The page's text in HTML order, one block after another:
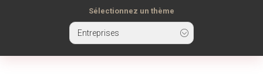
presse
Sélectionnez un thème
Entreprises